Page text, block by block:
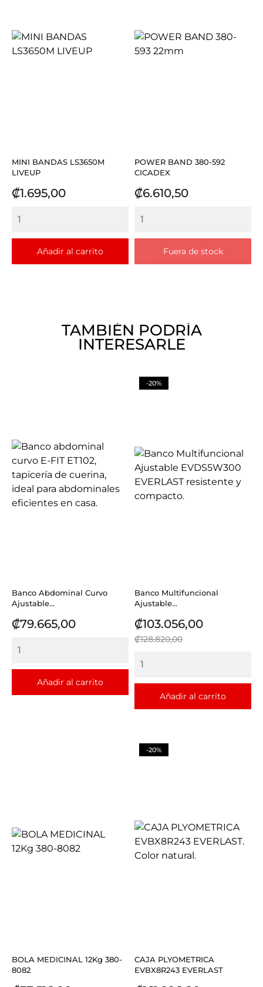
MINI BANDAS LS3650M
LIVEUP
Precio
₡1.695,00
Añadir al carrito
POWER BAND 380-592
CICADEX
Precio
₡6.610,50
Fuera de stock
TAMBIÉN PODRÍA
INTERESARLE
Banco Abdominal Curvo
Ajustable...
Precio
₡79.665,00
Añadir al carrito
Banco Multifuncional
Ajustable...
Precio
₡103.056,00Precio
₡128.820,00
Añadir al carrito
-20%
BOLA MEDICINAL 12Kg 380-
8082
CAJA PLYOMETRICA
EVBX8R243 EVERLAST
-20%